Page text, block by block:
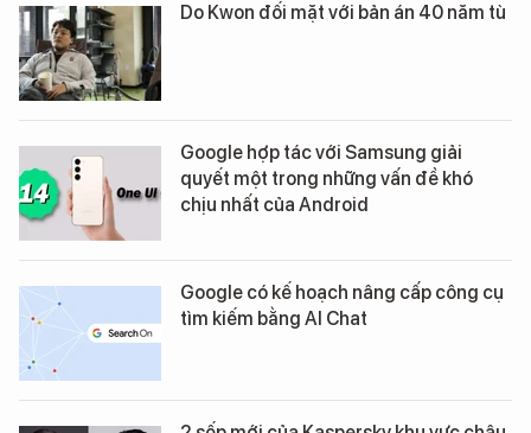
Do Kwon đối mặt với bản án 40 năm tù
Google hợp tác với Samsung giải
quyết một trong những vấn đề khó
chịu nhất của Android
Google có kế hoạch nâng cấp công cụ
tìm kiếm bằng AI Chat